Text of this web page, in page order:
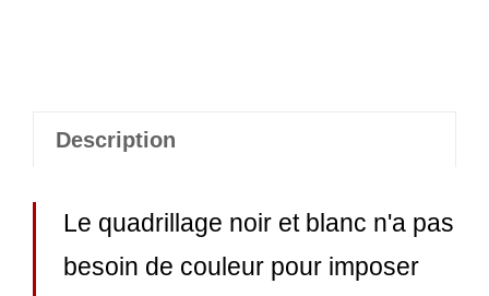
Description
Le quadrillage noir et blanc n'a pas
besoin de couleur pour imposer